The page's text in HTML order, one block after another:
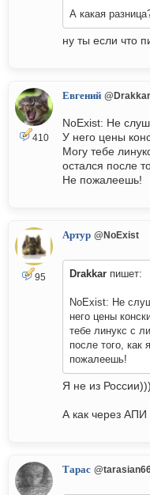
А какая
ну ты если что
410
Евгений @Drakkar
NoExist: Не
У него цены
Могу тебе
остался после
Не пожалеешь!
95
Артур @NoExist
Drakkar пишет:
NoExist: Не
него цены
тебе линукс с
после того,
пожалеешь!
Я не из России)))
А как через АПИ
Тарас